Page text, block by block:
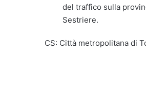
del traffico sulla
Sestriere.
CS: Città metropolitana di